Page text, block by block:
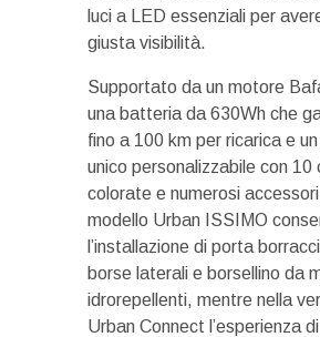
luci a LED essenziali per
giusta visibilità.
Supportato da un motore
una batteria da 630Wh che
fino a 100 km per ricarica e
unico personalizzabile con 10
colorate e numerosi
modello Urban ISSIMO
l’installazione di porta
borse laterali e borsellino da
idrorepellenti, mentre nella
Urban Connect l’esperienza